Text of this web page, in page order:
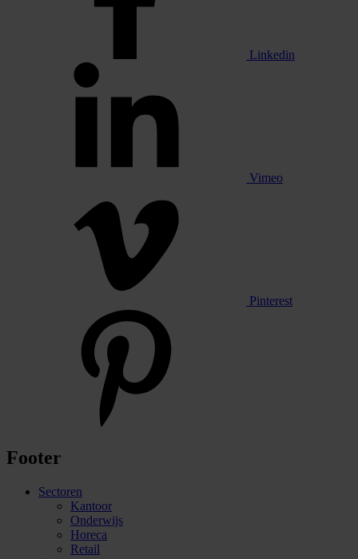
Linkedin
Vimeo
Pinterest
Footer
Sectoren
Kantoor
Onderwijs
Horeca
Retail